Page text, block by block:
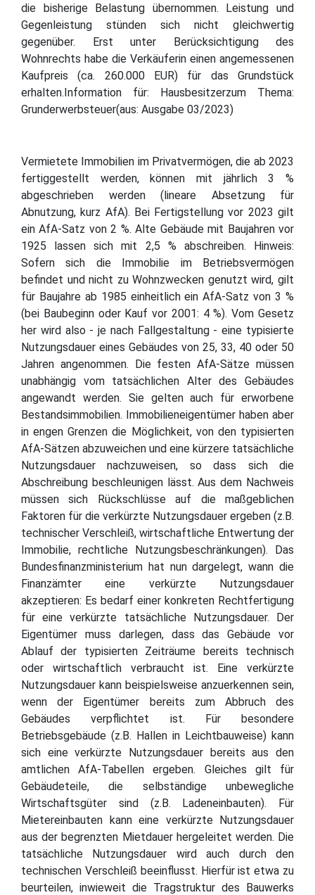
die bisherige Belastung übernommen. Leistung und
Gegenleistung stünden sich nicht gleichwertig
gegenüber. Erst unter Berücksichtigung des
Wohnrechts habe die Verkäuferin einen angemessenen
Kaufpreis (ca. 260.000 EUR) für das Grundstück
erhalten.Information für: Hausbesitzerzum Thema:
Grunderwerbsteuer(aus: Ausgabe 03/2023)
Vermietete Immobilien im Privatvermögen, die ab 2023
fertiggestellt werden, können mit jährlich 3 %
abgeschrieben werden (lineare Absetzung für
Abnutzung, kurz AfA). Bei Fertigstellung vor 2023 gilt
ein AfA-Satz von 2 %. Alte Gebäude mit Baujahren vor
1925 lassen sich mit 2,5 % abschreiben. Hinweis:
Sofern sich die Immobilie im Betriebsvermögen
befindet und nicht zu Wohnzwecken genutzt wird, gilt
für Baujahre ab 1985 einheitlich ein AfA-Satz von 3 %
(bei Baubeginn oder Kauf vor 2001: 4 %). Vom Gesetz
her wird also - je nach Fallgestaltung - eine typisierte
Nutzungsdauer eines Gebäudes von 25, 33, 40 oder 50
Jahren angenommen. Die festen AfA-Sätze müssen
unabhängig vom tatsächlichen Alter des Gebäudes
angewandt werden. Sie gelten auch für erworbene
Bestandsimmobilien. Immobilieneigentümer haben aber
in engen Grenzen die Möglichkeit, von den typisierten
AfA-Sätzen abzuweichen und eine kürzere tatsächliche
Nutzungsdauer nachzuweisen, so dass sich die
Abschreibung beschleunigen lässt. Aus dem Nachweis
müssen sich Rückschlüsse auf die maßgeblichen
Faktoren für die verkürzte Nutzungsdauer ergeben (z.B.
technischer Verschleiß, wirtschaftliche Entwertung der
Immobilie, rechtliche Nutzungsbeschränkungen). Das
Bundesfinanzministerium hat nun dargelegt, wann die
Finanzämter eine verkürzte Nutzungsdauer
akzeptieren: Es bedarf einer konkreten Rechtfertigung
für eine verkürzte tatsächliche Nutzungsdauer. Der
Eigentümer muss darlegen, dass das Gebäude vor
Ablauf der typisierten Zeiträume bereits technisch
oder wirtschaftlich verbraucht ist. Eine verkürzte
Nutzungsdauer kann beispielsweise anzuerkennen sein,
wenn der Eigentümer bereits zum Abbruch des
Gebäudes verpflichtet ist. Für besondere
Betriebsgebäude (z.B. Hallen in Leichtbauweise) kann
sich eine verkürzte Nutzungsdauer bereits aus den
amtlichen AfA-Tabellen ergeben. Gleiches gilt für
Gebäudeteile, die selbständige unbewegliche
Wirtschaftsgüter sind (z.B. Ladeneinbauten). Für
Mietereinbauten kann eine verkürzte Nutzungsdauer
aus der begrenzten Mietdauer hergeleitet werden. Die
tatsächliche Nutzungsdauer wird auch durch den
technischen Verschleiß beeinflusst. Hierfür ist etwa zu
beurteilen, inwieweit die Tragstruktur des Bauwerks